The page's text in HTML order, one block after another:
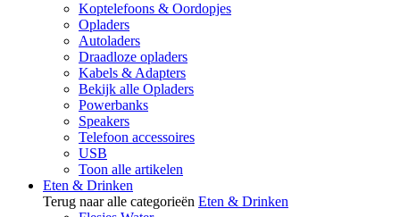
Koptelefoons & Oordopjes
Opladers
Autoladers
Draadloze opladers
Kabels & Adapters
Bekijk alle Opladers
Powerbanks
Speakers
Telefoon accessoires
USB
Toon alle artikelen
Eten & Drinken
Terug naar alle categorieën Eten & Drinken